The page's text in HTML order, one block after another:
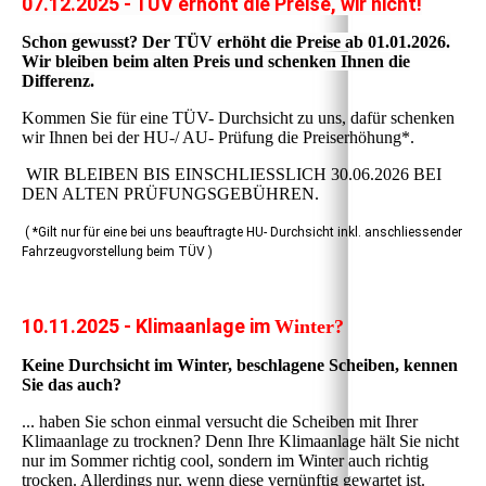
Schon gewusst? Der TÜV erhöht die Preise ab 01.01.2026.
Wir bleiben beim alten Preis und schenken Ihnen die
Differenz.
Kommen Sie für eine TÜV- Durchsicht zu uns, dafür schenken
wir Ihnen bei der HU-/ AU- Prüfung die Preiserhöhung*.
WIR BLEIBEN BIS EINSCHLIESSLICH 30.06.2026 BEI
DEN ALTEN PRÜFUNGSGEBÜHREN.
( *Gilt nur für eine bei uns beauftragte HU- Durchsicht inkl. anschliessender
Fahrzeugvorstellung beim TÜV )
10.11.2025 - Klimaanlage im Winter?
Keine Durchsicht im Winter, beschlagene Scheiben, kennen
Sie das auch?
... haben Sie schon einmal versucht die Scheiben mit Ihrer
Klimaanlage zu trocknen? Denn Ihre Klimaanlage hält Sie nicht
nur im Sommer richtig cool, sondern im Winter auch richtig
trocken. Allerdings nur, wenn diese vernünftig gewartet ist.